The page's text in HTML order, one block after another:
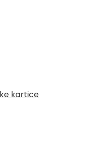
kartice